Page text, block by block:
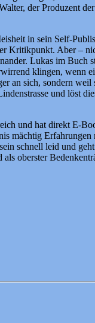
der Produzent
in sein Self-
Kritikpunkt. Aber –
Lukas im Buch
klingen, wenn
an sich, sondern
und löst
und hat direkt E-
mächtig
schnell leid und
oberster